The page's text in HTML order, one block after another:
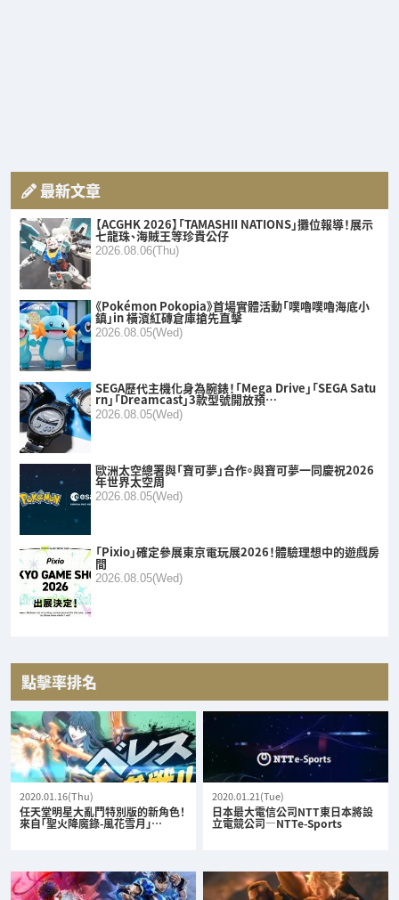
最新文章
【ACGHK 2026】「TAMASHII NATIONS」攤位報導！展示
七龍珠、海賊王等珍貴公仔
2026.08.06(Thu)
《Pokémon Pokopia》首場實體活動「噗嚕噗嚕海底小
鎮」in 橫濱紅磚倉庫搶先直擊
2026.08.05(Wed)
SEGA歷代主機化身為腕錶！「Mega Drive」「SEGA Satu
rn」「Dreamcast」3款型號開放預…
2026.08.05(Wed)
歐洲太空總署與「寶可夢」合作。與寶可夢一同慶祝2026
年世界太空周
2026.08.05(Wed)
「Pixio」確定參展東京電玩展2026！體驗理想中的遊戲房
間
2026.08.05(Wed)
點擊率排名
2020.01.16(Thu)
任天堂明星大亂鬥特別版的新角色！
來自「聖火降魔錄-風花雪月」…
2020.01.21(Tue)
日本最大電信公司NTT東日本將設
立電競公司—NTTe-Sports